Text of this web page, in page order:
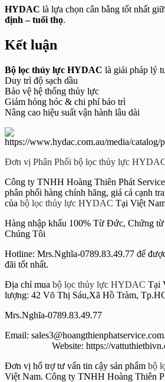
HYDAC là lựa chọn cân bằng tốt nhất
định – tuổi thọ.
Kết luận
Bộ lọc thủy lực HYDAC là giải pháp lý
Duy trì độ sạch dầu
Bảo vệ hệ thống thủy lực
Giảm hỏng hóc & chi phí bảo trì
Nâng cao hiệu suất vận hành lâu dài
Đơn vị Phân Phối bộ lọc thủy lực
Công ty TNHH Hoàng Thiên Phát
phân phối hàng chính hãng, giá cả cạnh
của bộ lọc thủy lực HYDAC Tại Việt
Hàng nhập khẩu 100% Từ Đức, Chứng
Chúng Tôi
Hotline: Mrs.Nghĩa-0789.83.49.77 để
đãi tốt nhất.
Địa chỉ mua bộ lọc thủy lực HYDAC Tại
lượng: 42 Võ Thị Sáu,Xã Hồ Tràm,
Mrs.Nghĩa-0789.83.49.77
Email:
Website: https://
Đơn vị hổ trợ tư vấn tin cậy sản phẩm bộ
Việt Nam. Công ty TNHH Hoàng Thiên